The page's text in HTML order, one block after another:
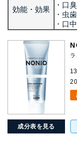
効能・効果
・口
・虫
・口
成分表を見る